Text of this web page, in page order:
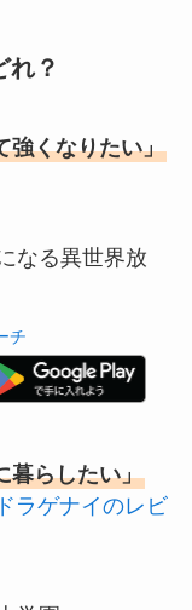
れ？
強くなりたい」
なる異世界放
チ
暮らしたい」
ドラゲナイのレビ